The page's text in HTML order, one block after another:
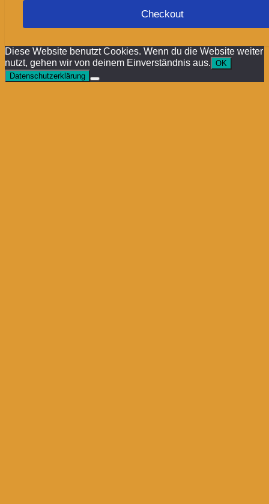
Checkout
Diese Website benutzt Cookies. Wenn du die Website weiter
nutzt, gehen wir von deinem Einverständnis aus. OK
Datenschutzerklärung